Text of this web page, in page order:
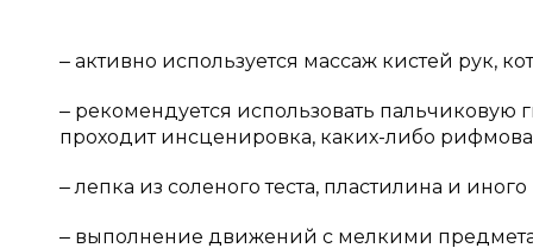
‒ активно используется массаж кистей рук,
‒ рекомендуется использовать
проходит инсценировка, каких-либо
‒ лепка из соленого теста, пластилина и
‒ выполнение движений с мелкими